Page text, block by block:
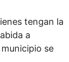
tengan la
a
se